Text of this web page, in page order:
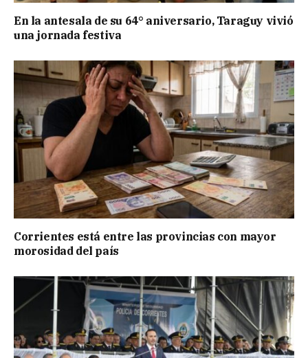
En la antesala de su 64° aniversario, Taraguy vivió
una jornada festiva
Corrientes está entre las provincias con mayor
morosidad del país